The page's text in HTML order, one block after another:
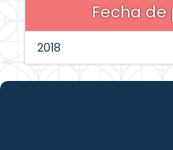
Fecha
2018